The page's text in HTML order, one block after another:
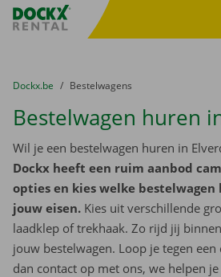
Fratello DEMO
U bevindt zich hier:
van
Dockx.be naar
Bestelwagens
Bestelwagen huren
Wil je een bestelwagen huren in
Dockx heeft een ruim aanbod
opties en kies welke
jouw eisen. Kies uit verschillende
laadklep of trekhaak. Zo rijd jij
jouw bestelwagen. Loop je tegen een
dan contact op met ons, we helpen